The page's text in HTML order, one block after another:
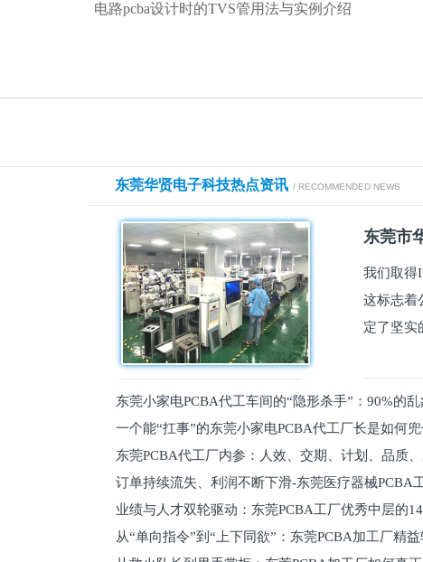
电路pcba设计时的TVS管用法与实例介绍
东莞华贤电子科技热点资讯 / RECOMMENDED NEWS
东莞市
我们取得
这标志着
定了坚实
东莞小家电PCBA代工车间的“隐形杀手”：90%的
员工一个能“扛事”的东莞小家电PCBA代工厂长是如何
东莞PCBA代工厂内参：人效、交期、计划、品质
维锁客法则
订单持续流失、利润不断下滑-东莞医疗器械PCBA
理死穴必须堵住
业绩与人才双轮驱动：东莞PCBA工厂优秀中层的
从“单向指令”到“上下同欲”：东莞PCBA加工厂精